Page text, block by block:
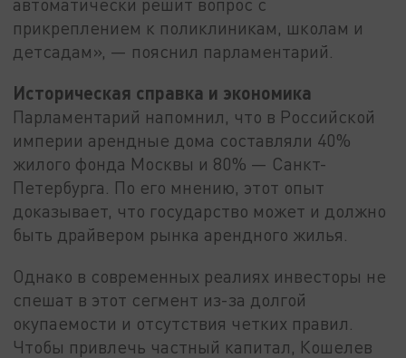
прикреплением к поликлиникам, школам и
детсадам», — пояснил парламентарий.
Историческая справка и экономика
Парламентарий напомнил, что в Российской
империи арендные дома составляли 40%
жилого фонда Москвы и 80% — Санкт-
Петербурга. По его мнению, этот опыт
доказывает, что государство может и должно
быть драйвером рынка арендного жилья.
Однако в современных реалиях инвесторы не
спешат в этот сегмент из-за долгой
окупаемости и отсутствия четких правил.
Чтобы привлечь частный капитал, Кошелев